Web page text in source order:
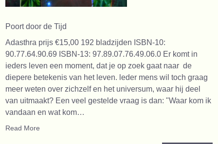
Poort door de Tijd
Adasthra prijs €15,00 192 bladzijden ISBN-10:
90.77.64.90.69 ISBN-13: 97.89.07.76.49.06.0 Er komt in
ieders leven een moment, dat je op zoek gaat naar de
diepere betekenis van het leven. leder mens wil toch graag
meer weten over zichzelf en het universum, waar hij deel
van uitmaakt? Een veel gestelde vraag is dan: "Waar kom ik
vandaan en wat kom…
Read More